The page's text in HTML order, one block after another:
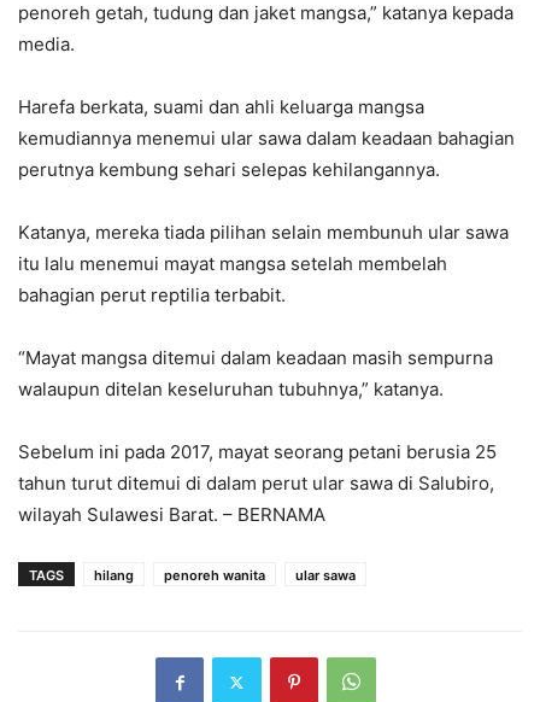
penoreh getah, tudung dan jaket mangsa,” katanya kepada
media.
Harefa berkata, suami dan ahli keluarga mangsa
kemudiannya menemui ular sawa dalam keadaan bahagian
perutnya kembung sehari selepas kehilangannya.
Katanya, mereka tiada pilihan selain membunuh ular sawa
itu lalu menemui mayat mangsa setelah membelah
bahagian perut reptilia terbabit.
“Mayat mangsa ditemui dalam keadaan masih sempurna
walaupun ditelan keseluruhan tubuhnya,” katanya.
Sebelum ini pada 2017, mayat seorang petani berusia 25
tahun turut ditemui di dalam perut ular sawa di Salubiro,
wilayah Sulawesi Barat. – BERNAMA
TAGS hilang penoreh wanita ular sawa